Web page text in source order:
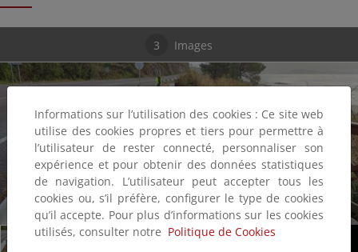
3 Images
1/3
Informations sur l’utilisation des cookies : Ce site web
utilise des cookies propres et tiers pour permettre à
l’utilisateur de rester connecté, personnaliser son
expérience et pour obtenir des données statistiques
de navigation. L’utilisateur peut accepter tous les
cookies ou, s’il préfère, configurer le type de cookies
qu’il accepte. Pour plus d’informations sur les cookies
utilisés, consulter notre Politique de Cookies